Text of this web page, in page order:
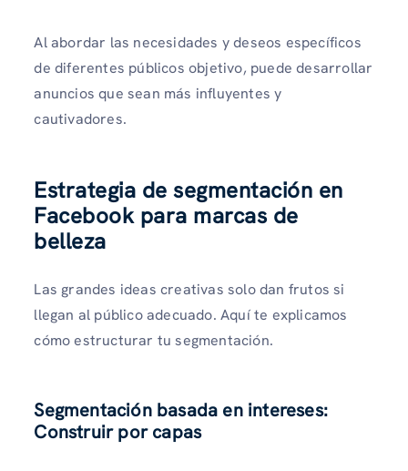
Al abordar las necesidades y deseos específicos
de diferentes públicos objetivo, puede desarrollar
anuncios que sean más influyentes y
cautivadores.
Estrategia de segmentación en
Facebook para marcas de
belleza
Las grandes ideas creativas solo dan frutos si
llegan al público adecuado. Aquí te explicamos
cómo estructurar tu segmentación.
Segmentación basada en intereses:
Construir por capas